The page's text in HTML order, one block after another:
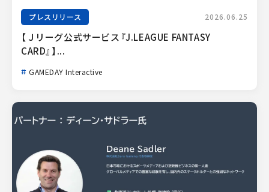
プレスリリース 2026.06.25
【Ｊリーグ公式サービス『J.LEAGUE FANTASY
CARD』】...
GAMEDAY Interactive